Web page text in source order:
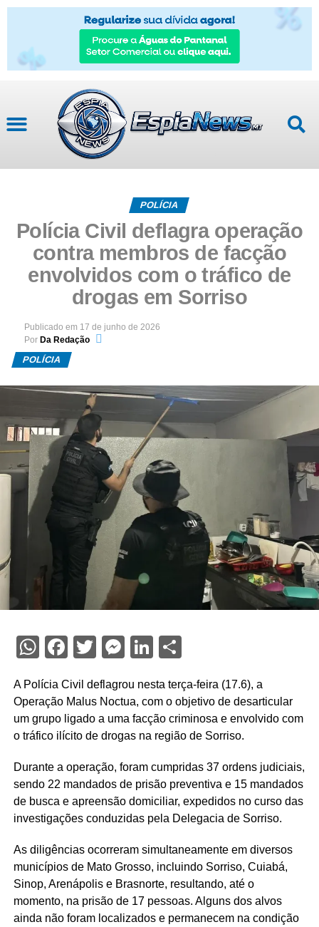
POLÍCIA
Polícia Civil deflagra operação
contra membros de facção
envolvidos com o tráfico de
drogas em Sorriso
Publicado em 17 de junho de 2026
Por Da Redação
POLÍCIA
WhatsApp
Facebook
Twitter
Messenger
LinkedIn
Share
A Polícia Civil deflagrou nesta terça-feira (17.6), a
Operação Malus Noctua, com o objetivo de desarticular
um grupo ligado a uma facção criminosa e envolvido com
o tráfico ilícito de drogas na região de Sorriso.
Durante a operação, foram cumpridas 37 ordens judiciais,
sendo 22 mandados de prisão preventiva e 15 mandados
de busca e apreensão domiciliar, expedidos no curso das
investigações conduzidas pela Delegacia de Sorriso.
As diligências ocorreram simultaneamente em diversos
municípios de Mato Grosso, incluindo Sorriso, Cuiabá,
Sinop, Arenápolis e Brasnorte, resultando, até o
momento, na prisão de 17 pessoas. Alguns dos alvos
ainda não foram localizados e permanecem na condição